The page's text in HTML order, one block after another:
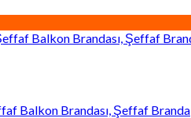
Balkon Brandası, Şeffaf Branda